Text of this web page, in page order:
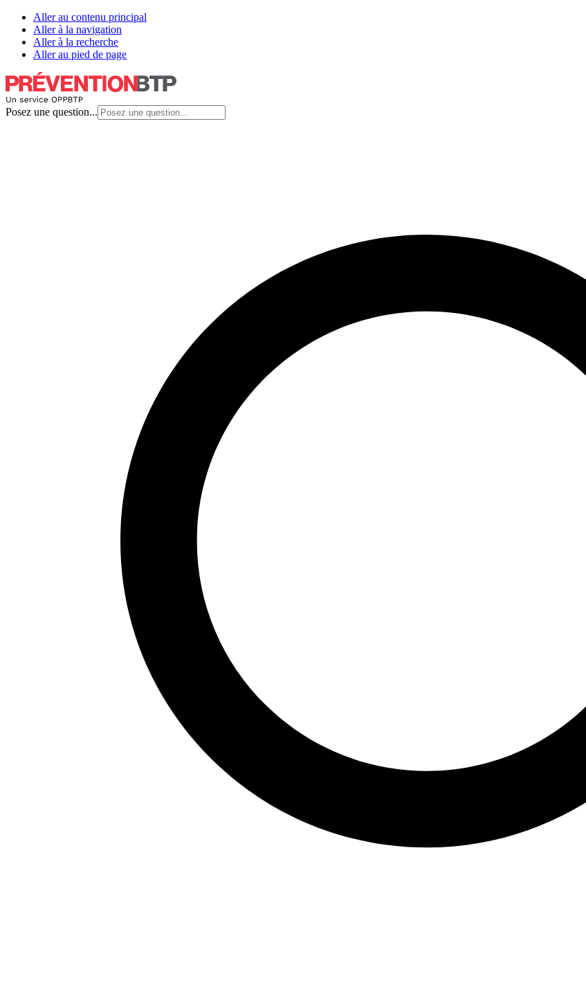
Aller au contenu principal
Aller à la navigation
Aller à la recherche
Aller au pied de page
Posez une question...